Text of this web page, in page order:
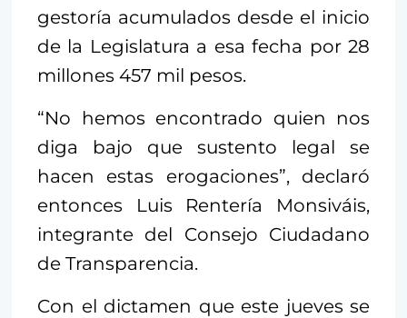
gestoría acumulados desde el inicio
de la Legislatura a esa fecha por 28
millones 457 mil pesos.
“No hemos encontrado quien nos
diga bajo que sustento legal se
hacen estas erogaciones”, declaró
entonces Luis Rentería Monsiváis,
integrante del Consejo Ciudadano
de Transparencia.
Con el dictamen que este jueves se